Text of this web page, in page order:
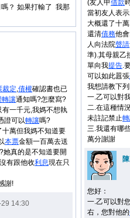
？ 如果打輸了 我那
(友人甲借款
當初友人表
大概還了十
還清債務他
人向法院聲請
準).其母親乙
單向我提告.
可以如此囂張
我想請教下
一.乙可以對
二.在這種情
未註記禁止
三.我還有哪
萬分謝謝
您好：
一.乙可以對
右，您對他的
裁定,債權確認書也已
轉讓通知嗎?怎麼寫?
一千元,我媽不想執
證可以轉讓嗎?
萬但我媽不知道要
本票金額一百萬去送
她真的是不知道要開
有跟他收利息現在只
謝!
14:30